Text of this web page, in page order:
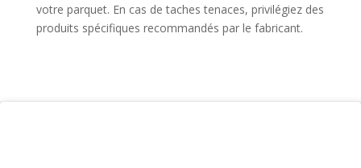
votre parquet. En cas de taches tenaces, privilégiez des
produits spécifiques recommandés par le fabricant.